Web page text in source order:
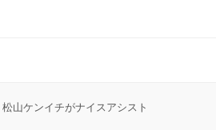
山ケンイチがナイスアシスト